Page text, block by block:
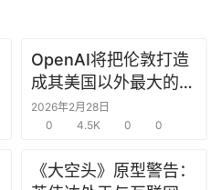
OpenAI将把伦敦打造
成其美国以外最大的研
究中心
2026年2月28日
0
4.5K 0 0
《大空头》原型警告：